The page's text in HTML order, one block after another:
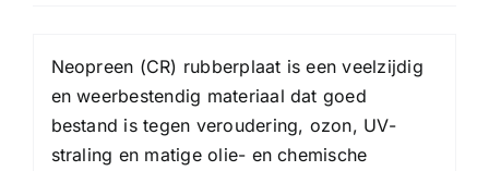
Neopreen (CR) rubberplaat is een veelzijdig
en weerbestendig materiaal dat goed
bestand is tegen veroudering, ozon, UV-
straling en matige olie- en chemische